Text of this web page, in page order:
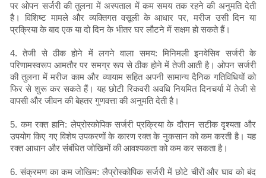
पर ओपन सर्जरी की तुलना में अस्पताल में कम समय तक रहने की अनुमति देती
है। विशिष्ट मामले और व्यक्तिगत वसूली के आधार पर, मरीज उसी दिन या
प्रक्रिया के बाद एक या दो दिन के भीतर घर लौटने में सक्षम हो सकते हैं।
4. तेजी से ठीक होने में लगने वाला समय: मिनिमली इनवेसिव सर्जरी के
परिणामस्वरूप आमतौर पर समग्र रूप से ठीक होने में तेजी आती है। ओपन सर्जरी
की तुलना में मरीज काम और व्यायाम सहित अपनी सामान्य दैनिक गतिविधियों को
फिर से शुरू कर सकते हैं। यह छोटी रिकवरी अवधि नियमित दिनचर्या में तेजी से
वापसी और जीवन की बेहतर गुणवत्ता की अनुमति देती है।
5. कम रक्त हानि: लेप्रोस्कोपिक सर्जरी प्रक्रिया के दौरान सटीक दृश्यता और
उपयोग किए गए विशेष उपकरणों के कारण रक्त के नुकसान को कम करती है। यह
रक्त आधान और संबंधित जोखिमों की आवश्यकता को कम कर सकता है।
6. संक्रमण का कम जोखिम: लैप्रोस्कोपिक सर्जरी में छोटे चीरों और घाव को बंद